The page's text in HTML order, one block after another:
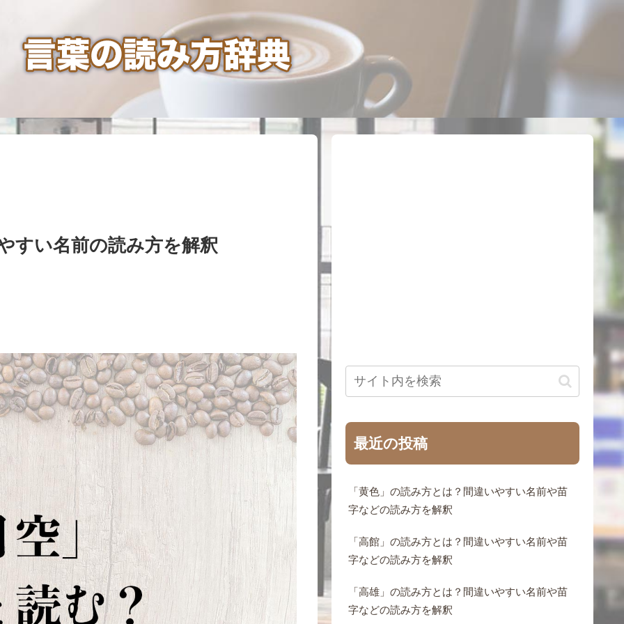
すい名前の読み方を解釈
最近の投稿
「黄色」の読み方とは？間違いやすい名前や苗
字などの読み方を解釈
「高館」の読み方とは？間違いやすい名前や苗
字などの読み方を解釈
「高雄」の読み方とは？間違いやすい名前や苗
字などの読み方を解釈